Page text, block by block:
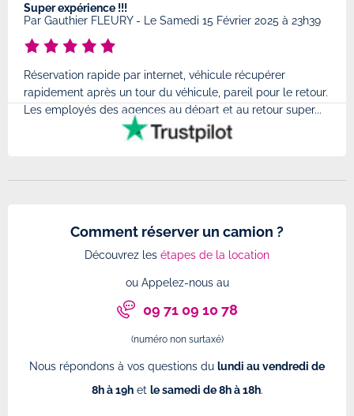
Super expérience !!!
Par Gauthier FLEURY- Le Samedi 15 Février 2025 à 23h39
Réservation rapide par internet, véhicule récupérer
rapidement après un tour du véhicule, pareil pour le retour.
Les employés des agences au départ et au retour super...
Comment réserver un camion ?
Découvrez les étapes de la location
ou Appelez-nous au
09 71 09 10 78
(numéro non surtaxé)
Nous répondons à vos questions du lundi au vendredi de
8h à 19het le samedi de 8h à 18h.